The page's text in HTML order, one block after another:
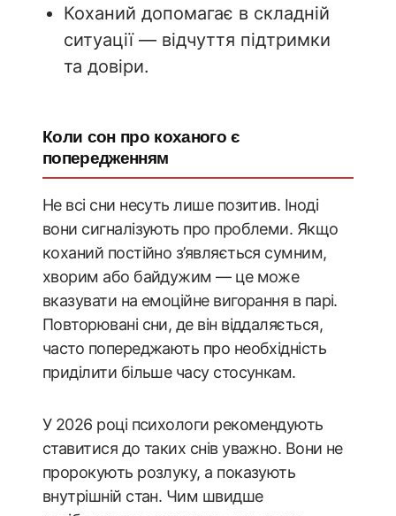
Коханий допомагає в складній
ситуації — відчуття підтримки
та довіри.
Коли сон про коханого є
попередженням
Не всі сни несуть лише позитив. Іноді
вони сигналізують про проблеми. Якщо
коханий постійно з’являється сумним,
хворим або байдужим — це може
вказувати на емоційне вигорання в парі.
Повторювані сни, де він віддаляється,
часто попереджають про необхідність
приділити більше часу стосункам.
У 2026 році психологи рекомендують
ставитися до таких снів уважно. Вони не
пророкують розлуку, а показують
внутрішній стан. Чим швидше